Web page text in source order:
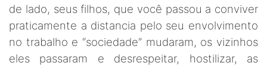
de lado, seus filhos, que você passou a conviver
praticamente a distancia pelo seu envolvimento
no trabalho e “sociedade” mudaram, os vizinhos
eles passaram e desrespeitar, hostilizar, as